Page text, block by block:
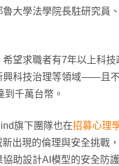
大學法學院長駐研究員
希望求職者有7年以上科
興科技治理等領域——且
到千萬台幣。
旗下團隊也在招募心理
出現的倫理與安全挑戰
助設計AI模型的安全防